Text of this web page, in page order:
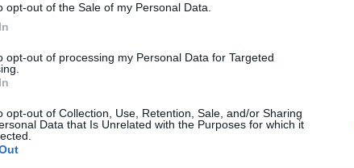
opt-out of the Sale of my Personal Data.
opt-out of processing my Personal Data for Targeted
opt-out of Collection, Use, Retention, Sale, and/or Sharing
Data that Is Unrelated with the Purposes for which it
τουλάχιστον με τη Fraport, αναμένεται να
και να ικανοποιήσουν έτσι τους όρους
περιλαμβάνεται η απαλλοτρίωση του χώρου για
τον ισχυρισμό της Fraport, και τούτο
συμβατικής πρόβλεψης που υφίσταται ανάμεσα
που χρηματοδοτεί αυτά τα έργα και για την
από την μεταπροσεχή Δευτέρα 18/11 και για